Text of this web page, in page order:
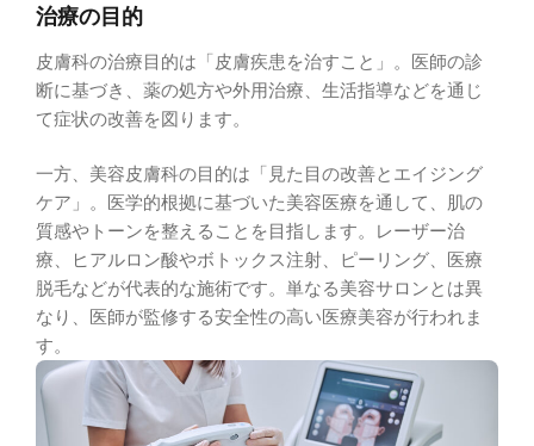
治療の目的
皮膚科の治療目的は「皮膚疾患を治すこと」。医師の診
断に基づき、薬の処方や外用治療、生活指導などを通じ
て症状の改善を図ります。
一方、美容皮膚科の目的は「見た目の改善とエイジング
ケア」。医学的根拠に基づいた美容医療を通して、肌の
質感やトーンを整えることを目指します。レーザー治
療、ヒアルロン酸やボトックス注射、ピーリング、医療
脱毛などが代表的な施術です。単なる美容サロンとは異
なり、医師が監修する安全性の高い医療美容が行われま
す。